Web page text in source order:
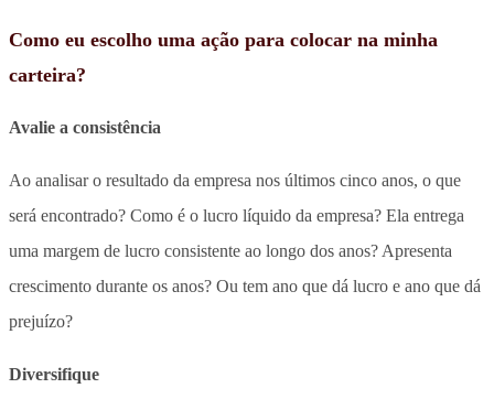
Como eu escolho uma ação para colocar na minha
carteira?
Avalie a consistência
Ao analisar o resultado da empresa nos últimos cinco anos, o que
será encontrado? Como é o lucro líquido da empresa? Ela entrega
uma margem de lucro consistente ao longo dos anos? Apresenta
crescimento durante os anos? Ou tem ano que dá lucro e ano que dá
prejuízo?
Diversifique